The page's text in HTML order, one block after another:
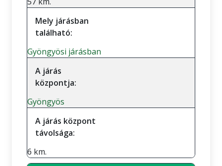
Mely járásban
található:
Gyöngyösi járásban
A járás
központja:
Gyöngyös
A járás központ
távolsága:
6 km.